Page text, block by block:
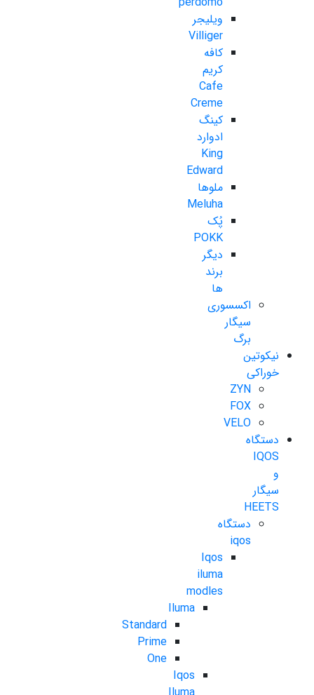
ویلیجر
Villiger
کافه
کریم
Cafe
Creme
کینگ
ادوارد
King
Edward
ملوها
Meluha
پُک
POKK
دیگر
برند
ها
اکسسوری
سیگار
برگ
نیکوتین
خوراکی
ZYN
FOX
VELO
دستگاه
IQOS
و
سیگار
HEETS
دستگاه
iqos
Iqos
iluma
modles
Iluma
Standard
Prime
One
Iqos